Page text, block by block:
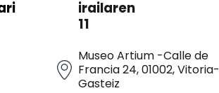
irailaren
11
Museo Artium -Calle de
Francia 24, 01002, Vitoria-
Gasteiz